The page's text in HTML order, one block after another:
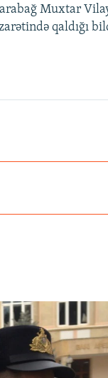
Muxtar
qaldığı